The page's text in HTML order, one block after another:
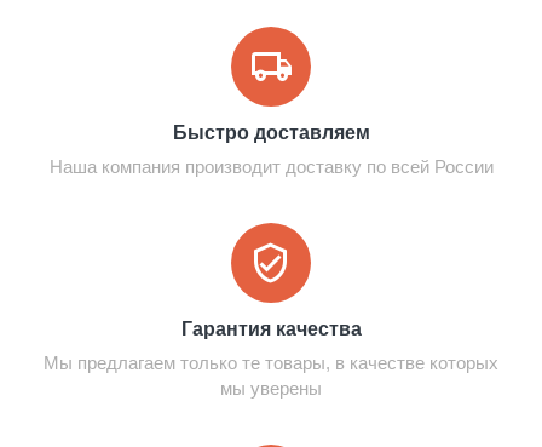
Быстро доставляем
Наша компания производит доставку по всей России
Гарантия качества
Мы предлагаем только те товары, в качестве которых
мы уверены